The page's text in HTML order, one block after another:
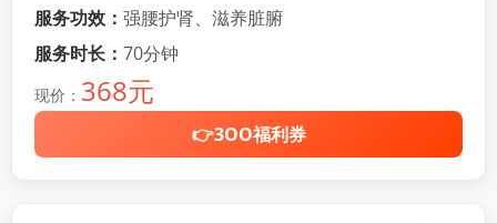
服务功效： 强腰护肾、滋养脏腑
服务时长： 70分钟
现价： 368元
👉3OO福利券